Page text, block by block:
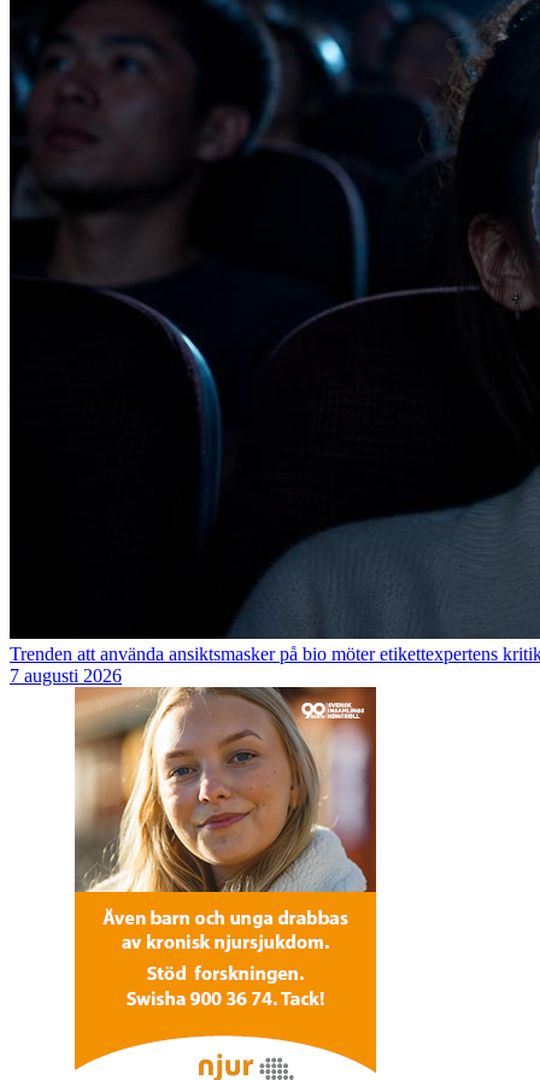
Trenden att använda ansiktsmasker på bio möter etikettexpertens
7 augusti 2026